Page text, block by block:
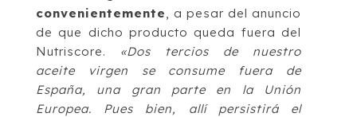
convenientemente, a pesar del anuncio
de que dicho producto queda fuera del
Nutriscore. «Dos tercios de nuestro
aceite virgen se consume fuera de
España, una gran parte en la Unión
Europea. Pues bien, allí persistirá el